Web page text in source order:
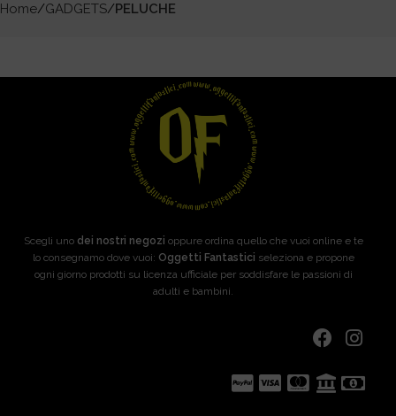
Home GADGETS PELUCHE
Scegli uno dei nostri negozi oppure ordina quello che vuoi online e te
lo consegnamo dove vuoi: Oggetti Fantastici seleziona e propone
ogni giorno prodotti su licenza ufficiale per soddisfare le passioni di
adulti e bambini.